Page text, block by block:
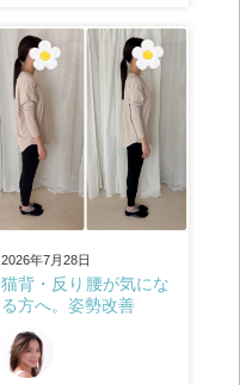
2026年7月28日
猫背・反り腰が気にな
る方へ。姿勢改善